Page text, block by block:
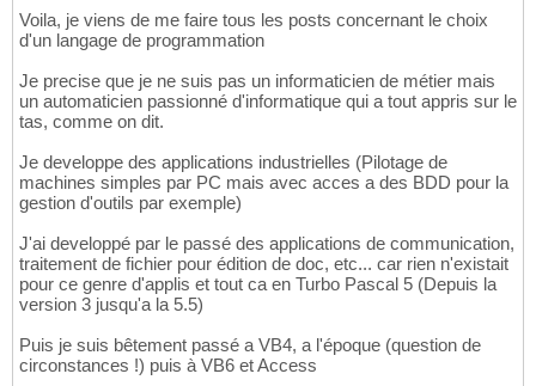
Voila, je viens de me faire tous les posts concernant le choix
d'un langage de programmation
Je precise que je ne suis pas un informaticien de métier mais
un automaticien passionné d'informatique qui a tout appris sur le
tas, comme on dit.
Je developpe des applications industrielles (Pilotage de
machines simples par PC mais avec acces a des BDD pour la
gestion d'outils par exemple)
J'ai developpé par le passé des applications de communication,
traitement de fichier pour édition de doc, etc... car rien n'existait
pour ce genre d'applis et tout ca en Turbo Pascal 5 (Depuis la
version 3 jusqu'a la 5.5)
Puis je suis bêtement passé a VB4, a l'époque (question de
circonstances !) puis à VB6 et Access